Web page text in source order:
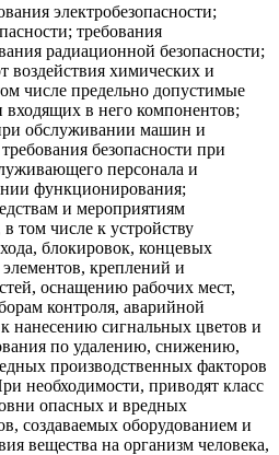
электробезопасности;
требования
радиационной безопасности;
воздействия химических и
числе предельно допустимые
в него компонентов;
обслуживании машин и
безопасности при
персонала и
функционирования;
и мероприятиям
том числе к устройству
блокировок, концевых
креплений и
оснащению рабочих мест,
контроля, аварийной
нанесению сигнальных цветов и
по удалению, снижению,
производственных факторов
необходимости, приводят класс
опасных и вредных
создаваемых оборудованием и
вещества на организм человека,